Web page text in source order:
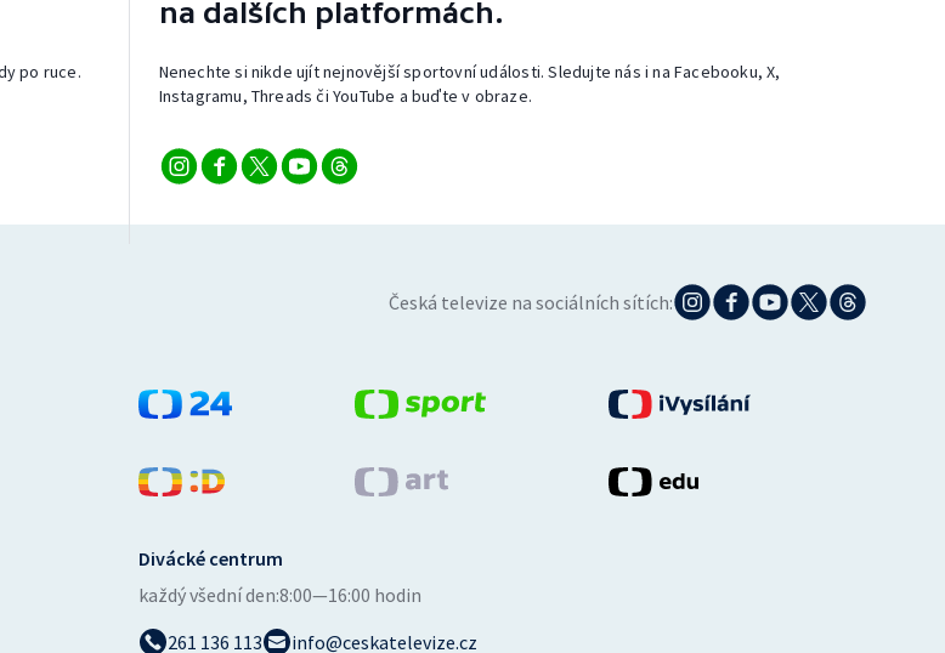
po ruce.
na dalších platformách.
Nenechte si nikde ujít nejnovější sportovní události. Sledujte nás i na Facebooku, X,
Instagramu, Threads či YouTube a buďte v obraze.
Česká televize na sociálních sítích:
Divácké centrum
každý všední den:8:00—16:00 hodin
261 136 113
info@ceskatelevize.cz